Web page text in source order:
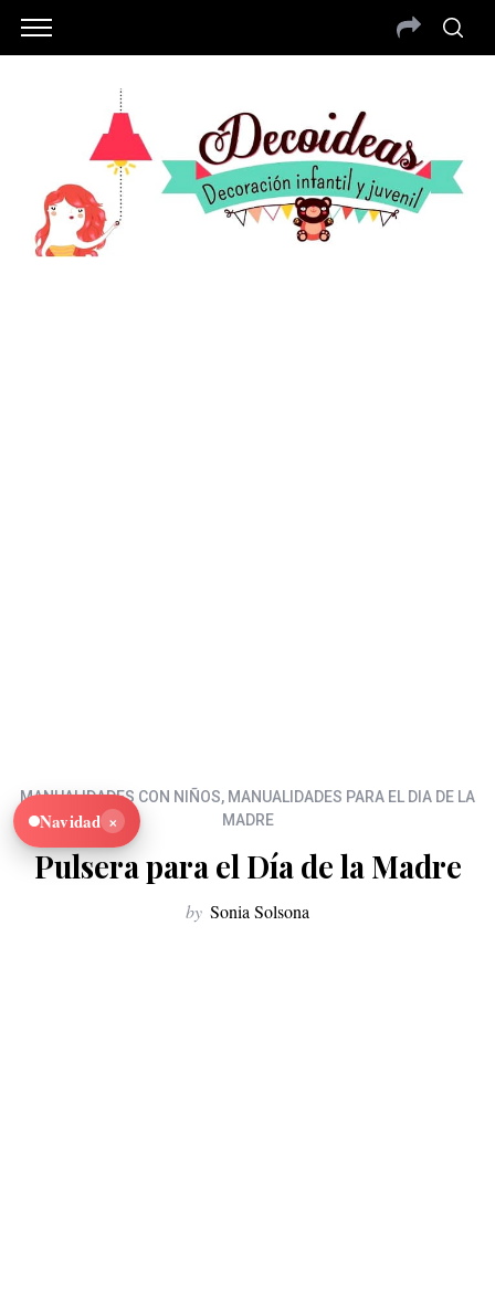
MANUALIDADES CON NIÑOS, MANUALIDADES PARA EL DIA DE LA
MADRE
Pulsera para el Día de la Madre
by Sonia Solsona
Navidad ×